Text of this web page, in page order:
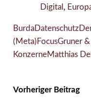
Digital ,
BurdaDatenschutz
(Meta) FocusGruner &
KonzerneMatthias Dell
Vorheriger Beitrag